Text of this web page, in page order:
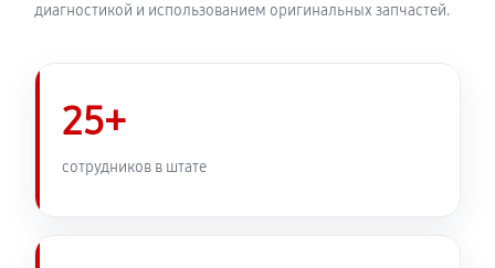
диагностикой и использованием оригинальных запчастей.
25+
сотрудников в штате